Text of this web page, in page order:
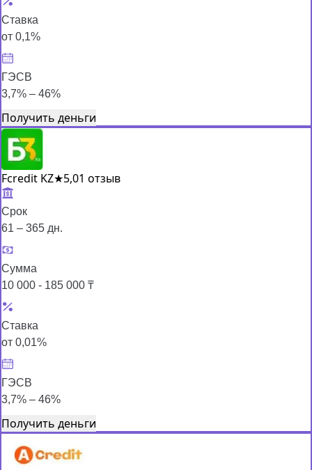
Ставка
от 0,1%
ГЭСВ
3,7% – 46%
Получить деньги
Fcredit KZ★5,01 отзыв
Срок
61 – 365 дн.
Сумма
10 000 - 185 000 ₸
Ставка
от 0,01%
ГЭСВ
3,7% – 46%
Получить деньги